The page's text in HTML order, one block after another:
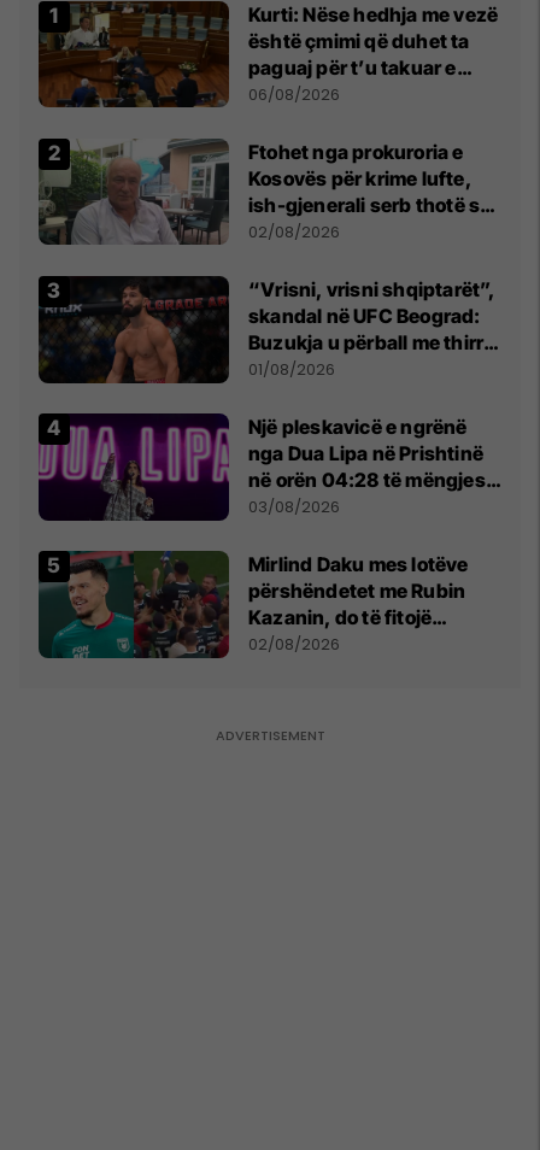
Kurti: Nëse hedhja me vezë
është çmimi që duhet ta
paguaj për t’u takuar e
bashkëbiseduar jam i
06/08/2026
Ftohet nga prokuroria e
Kosovës për krime lufte,
ish-gjenerali serb thotë se
dikush e tradhtoi në
02/08/2026
“Vrisni, vrisni shqiptarët”,
skandal në UFC Beograd:
Buzukja u përball me thirrje
anti-shqiptare nga
01/08/2026
Një pleskavicë e ngrënë
nga Dua Lipa në Prishtinë
në orën 04:28 të mëngjesit
- dhe bota digjitale serbe
03/08/2026
Mirlind Daku mes lotëve
përshëndetet me Rubin
Kazanin, do të fitojë
miliona te Spartak Moska
02/08/2026